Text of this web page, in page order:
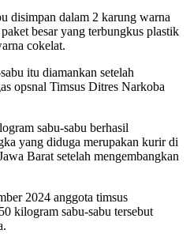
disimpan dalam 2 karung warna
besar yang terbungkus plastik
cokelat.
itu diamankan setelah
opsnal Timsus Ditres Narkoba
sabu-sabu berhasil
yang diduga merupakan kurir di
Barat setelah mengembangkan
2024 anggota timsus
kilogram sabu-sabu tersebut